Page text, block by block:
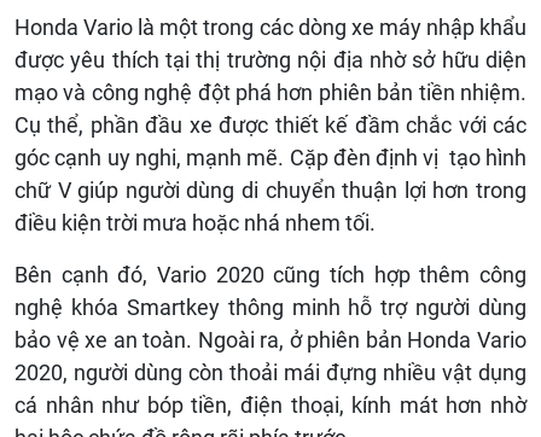
Honda Vario là một trong các dòng xe máy nhập khẩu
được yêu thích tại thị trường nội địa nhờ sở hữu diện
mạo và công nghệ đột phá hơn phiên bản tiền nhiệm.
Cụ thể, phần đầu xe được thiết kế đầm chắc với các
góc cạnh uy nghi, mạnh mẽ. Cặp đèn định vị tạo hình
chữ V giúp người dùng di chuyển thuận lợi hơn trong
điều kiện trời mưa hoặc nhá nhem tối.
Bên cạnh đó, Vario 2020 cũng tích hợp thêm công
nghệ khóa Smartkey thông minh hỗ trợ người dùng
bảo vệ xe an toàn. Ngoài ra, ở phiên bản Honda Vario
2020, người dùng còn thoải mái đựng nhiều vật dụng
cá nhân như bóp tiền, điện thoại, kính mát hơn nhờ